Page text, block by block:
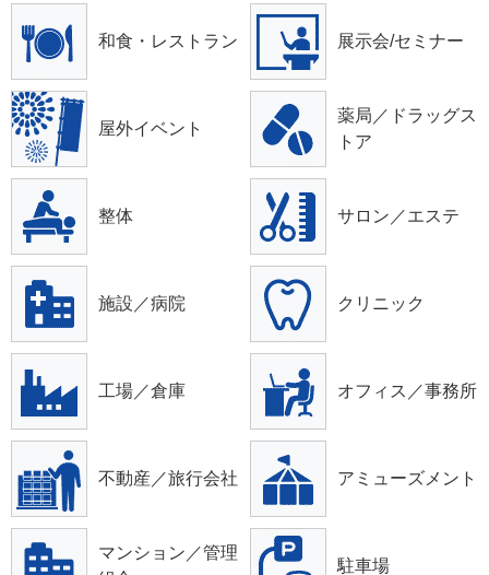
和食・レストラン 展示会/セミナー
屋外イベント
薬局／ドラッグス
トア
整体 サロン／エステ
施設／病院 クリニック
工場／倉庫 オフィス／事務所
不動産／旅行会社 アミューズメント
マンション／管理
駐車場